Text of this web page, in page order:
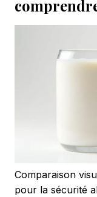
Comparaison
pour la sécurité